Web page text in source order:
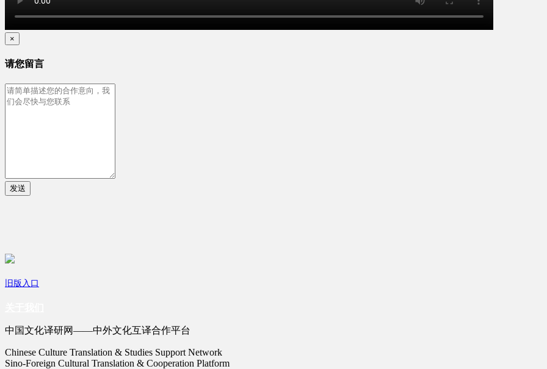
×
请您留言
发送
旧版入口
中国文化译研网——中外文化互译合作平台
Chinese Culture Translation & Studies Support Network
Sino-Foreign Cultural Translation & Cooperation Platform